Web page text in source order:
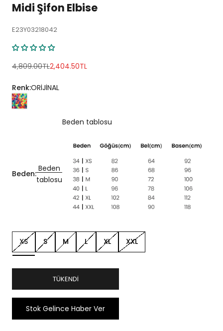
Midi Şifon Elbise
E23Y03218042
Normal fiyat
4,809.00TLİndirimli fiyat
2,404.50TL
Renk:ORİJİNAL
Beden:
Beden
tablosu
Beden tablosu
XS S M L XL XXL
TÜKENDI
Stok Gelince Haber Ver